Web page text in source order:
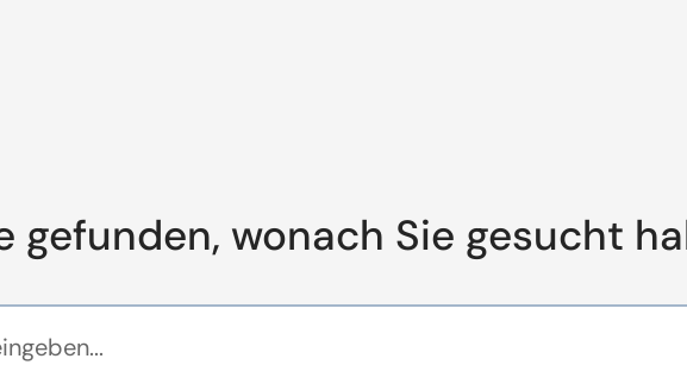
gefunden, wonach Sie gesucht